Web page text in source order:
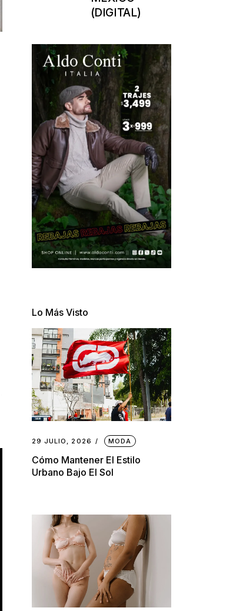
(DIGITAL)
Lo Más Visto
29 JULIO, 2026 MODA
Cómo Mantener El Estilo
Urbano Bajo El Sol